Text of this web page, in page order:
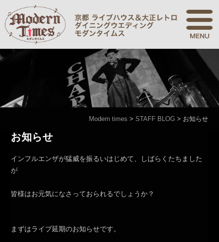
Modern times > STAFF BLOG > お知らせ
お知らせ
インフルエンザが猛威を振るいはじめて、しばらくたちました
が
皆様はお元気になさっておられるでしょうか？
まずはライブ延期のお知らせです。